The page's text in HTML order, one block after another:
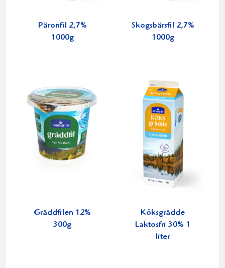
Päronfil 2,7%
1000g
Skogsbärsfil 2,7%
1000g
Gräddfilen 12%
300g
Köksgrädde
Laktosfri 30% 1
liter